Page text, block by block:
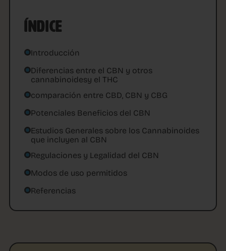
ÍNDICE
Introducción
Diferencias entre el CBN y otros
cannabinoidesy el THC
comparación entre CBD, CBN y CBG
Potenciales Beneficios del CBN
Estudios Generales sobre los Cannabinoides
que incluyen al CBN
Regulaciones y Legalidad del CBN
Modos de uso permitidos
Referencias